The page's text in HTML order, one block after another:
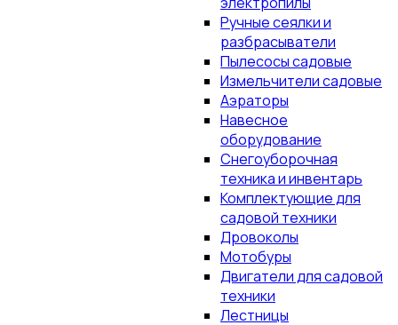
Ручные сеялки и
разбрасыватели
Пылесосы садовые
Измельчители садовые
Аэраторы
Навесное
оборудование
Снегоуборочная
техника и инвентарь
Комплектующие для
садовой техники
Дровоколы
Мотобуры
Двигатели для садовой
техники
Лестницы